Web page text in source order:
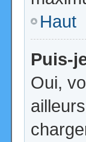
Haut
Puis-
Oui,